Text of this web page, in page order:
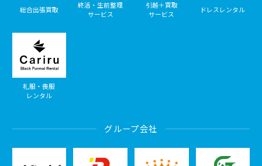
総合出張買取
終活・生前整理
サービス
引越＋買取
サービス
ドレスレンタル
礼服・喪服
レンタル
グループ会社